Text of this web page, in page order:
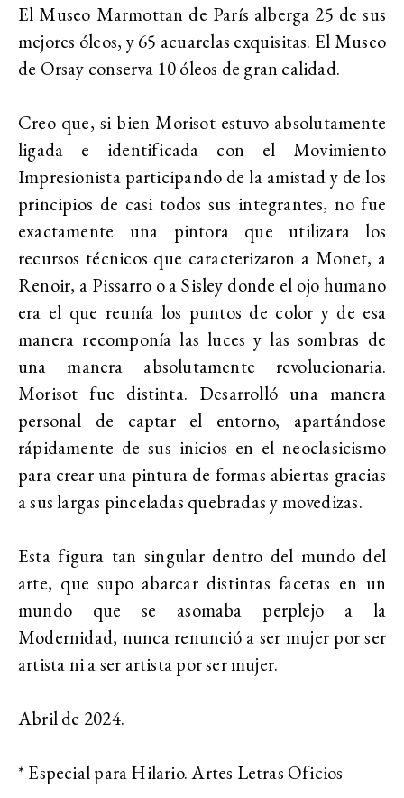
El Museo Marmottan de París alberga 25 de sus
mejores óleos, y 65 acuarelas exquisitas. El Museo
de Orsay conserva 10 óleos de gran calidad.
Creo que, si bien Morisot estuvo absolutamente
ligada e identificada con el Movimiento
Impresionista participando de la amistad y de los
principios de casi todos sus integrantes, no fue
exactamente una pintora que utilizara los
recursos técnicos que caracterizaron a Monet, a
Renoir, a Pissarro o a Sisley donde el ojo humano
era el que reunía los puntos de color y de esa
manera recomponía las luces y las sombras de
una manera absolutamente revolucionaria.
Morisot fue distinta. Desarrolló una manera
personal de captar el entorno, apartándose
rápidamente de sus inicios en el neoclasicismo
para crear una pintura de formas abiertas gracias
a sus largas pinceladas quebradas y movedizas.
Esta figura tan singular dentro del mundo del
arte, que supo abarcar distintas facetas en un
mundo que se asomaba perplejo a la
Modernidad, nunca renunció a ser mujer por ser
artista ni a ser artista por ser mujer.
Abril de 2024.
* Especial para Hilario. Artes Letras Oficios